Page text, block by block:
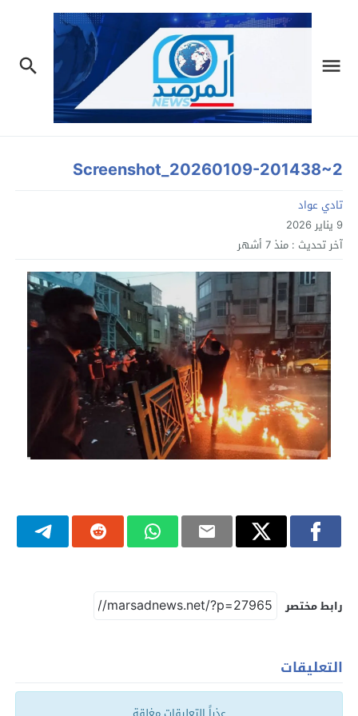
Screenshot_20260109-201438~2
تادي عواد
9 يناير 2026
آخر تحديث : منذ 7 أشهر
رابط مختصر
التعليقات